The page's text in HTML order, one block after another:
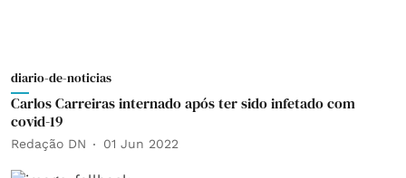
diario-de-noticias
Carlos Carreiras internado após ter sido infetado com
covid-19
Redação DN 01 Jun 2022